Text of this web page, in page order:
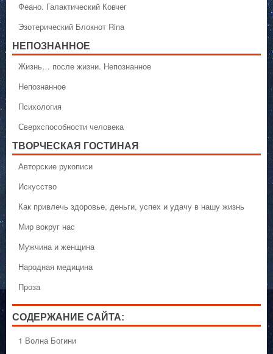
Феано. Галактический Ковчег
Эзотерический Блокнот Rina
НЕПОЗНАННОЕ
Жизнь… после жизни. Непознанное
Непознанное
Психология
Сверхспособности человека
ТВОРЧЕСКАЯ ГОСТИНАЯ
Авторские рукописи
Искусство
Как привлечь здоровье, деньги, успех и удачу в нашу жизнь
Мир вокруг нас
Мужчина и женщина
Народная медицина
Проза
СОДЕРЖАНИЕ САЙТА:
1 Волна Богини